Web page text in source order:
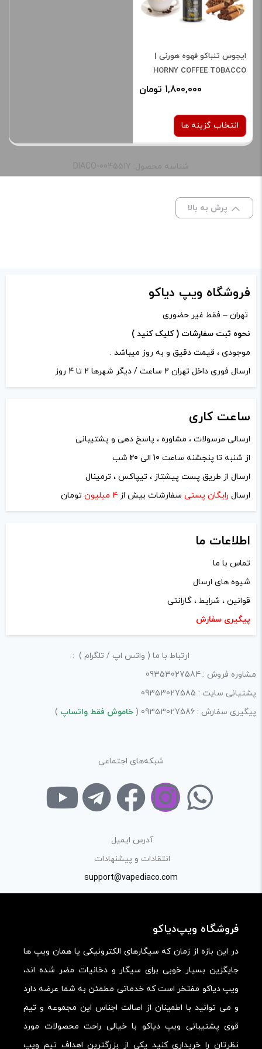
نام *
ذخیره نام، ایمیل و وبسایت من در مرورگر برای زمانی که دوباره
دیدگاهی می‌نویسم.
از ارسال لینک‌های سایت‌های دیگر و ارایه‌ی اطلاعات شخصی
خودتان مثل شماره تماس، ایمیل و آی‌دی شبکه‌های اجتماعی
پرهیز کنید.
در نظر داشته باشید هدف نهایی از ارائه‌ی نظر درباره‌ی کالا
ارائه‌ی اطلاعات مشخص و دقیق برای راهنمایی سایر کاربران در
فرآیند خرید یک محصول توسط ایشان است.
«پرسش و پاسخ» مطرح کنید.
کیفیت ساخت:
کارایی:
ارزش خرید در برابر قیمت:
ایجوس تنباکو قهوه هورنی |
HORNY COFFEE TOBACCO
1,800,000 تومان
انتخاب گزینه ها
صاف
کنید.
آخرین بروزرسانی
قیمت: 13 ساعت پیش
تمامی قیمت ها بروز
هستند.
+
ک
پ
شناسه محصول: DIACO-0045517
پرش به بالا
فروشگاه ویپ دیاکو
تهران – فقط غیر حضوری
نحوه ثبت سفارشات ( کلیک کنید )
موجودی ، قیمت دقیق و به روز میباشد .
ارسال فوری داخل تهران 2 ساعت / دیگر شهرها 2 تا 4 روز
ساعت کاری
ارسالی مرسولات ، مشاوره ، پاسخ دهی و پشتیبانی
از شنبه تا پنجشنه ساعت 10 الی 20 شب
ارسال از طریق پست پیشتاز ، تیپاکس ، ترمینال
ارسال رایگان پستی سفارشات بیش از 4 میلیون تومان
اطلاعات ما
تماس با ما
شیوه های ارسال
قوانین ، شرایط ، گارانتی
پیگیری سفارش
ارتباط با ما ( واتس اپ / تلگرام ) :
مشاوره فروش : 09353027584
پشتیانی سایت : 09353027585
پیگیری سفارش : 09353027586 (
خاموش فقط واتساپ )
شبکه‌های اجتماعی
آدرس ایمیل
انتقادات و پیشنهادات
support@vapediaco.com
فروشگاه ویپ‌دیاکو
در این بازه از زمان که سیگارهای الکترونیکی یا همان ویپ ها
جایگزین بسیار خوبی برای سیگار و دخانیات مضر شده اند،
ویپ دیاکو مفتخر است که خدماتی مطمئن به شما عرضه دارد
و می توانید با اطمینان از اصالت اجناس این مجموعه و تیم
قوی پشتیبانی ویپ دیاکو با خیالی راحت محصولات مورد
نظرتان را خریداری کنید یکی از بزرگترین اهداف تیم ویپ